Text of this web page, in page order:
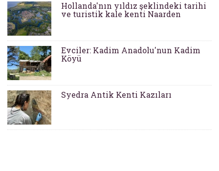
Hollanda'nın yıldız şeklindeki tarihi
ve turistik kale kenti Naarden
Evciler: Kadim Anadolu'nun Kadim
Köyü
Syedra Antik Kenti Kazıları